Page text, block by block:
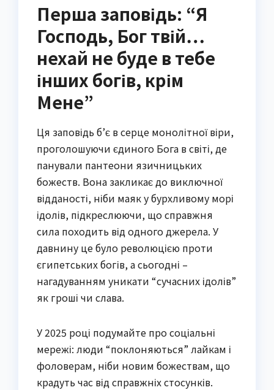
Перша заповідь: “Я
Господь, Бог твій…
нехай не буде в тебе
інших богів, крім
Мене”
Ця заповідь б’є в серце монолітної віри,
проголошуючи єдиного Бога в світі, де
панували пантеони язичницьких
божеств. Вона закликає до виключної
відданості, ніби маяк у бурхливому морі
ідолів, підкреслюючи, що справжня
сила походить від одного джерела. У
давнину це було революцією проти
єгипетських богів, а сьогодні –
нагадуванням уникати “сучасних ідолів”
як гроші чи слава.
У 2025 році подумайте про соціальні
мережі: люди “поклоняються” лайкам і
фоловерам, ніби новим божествам, що
крадуть час від справжніх стосунків.